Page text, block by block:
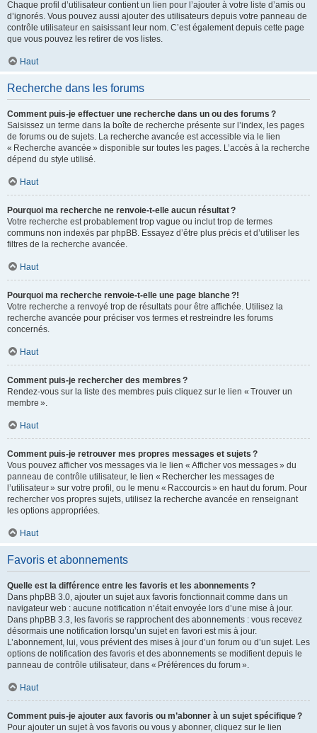
Chaque profil d’utilisateur contient un lien pour l’ajouter à votre liste d’amis ou
d’ignorés. Vous pouvez aussi ajouter des utilisateurs depuis votre panneau de
contrôle utilisateur en saisissant leur nom. C’est également depuis cette page
que vous pouvez les retirer de vos listes.
Haut
Recherche dans les forums
Comment puis-je effectuer une recherche dans un ou des forums ?
Saisissez un terme dans la boîte de recherche présente sur l’index, les pages
de forums ou de sujets. La recherche avancée est accessible via le lien
« Recherche avancée » disponible sur toutes les pages. L’accès à la recherche
dépend du style utilisé.
Haut
Pourquoi ma recherche ne renvoie-t-elle aucun résultat ?
Votre recherche est probablement trop vague ou inclut trop de termes
communs non indexés par phpBB. Essayez d’être plus précis et d’utiliser les
filtres de la recherche avancée.
Haut
Pourquoi ma recherche renvoie-t-elle une page blanche ?!
Votre recherche a renvoyé trop de résultats pour être affichée. Utilisez la
recherche avancée pour préciser vos termes et restreindre les forums
concernés.
Haut
Comment puis-je rechercher des membres ?
Rendez-vous sur la liste des membres puis cliquez sur le lien « Trouver un
membre ».
Haut
Comment puis-je retrouver mes propres messages et sujets ?
Vous pouvez afficher vos messages via le lien « Afficher vos messages » du
panneau de contrôle utilisateur, le lien « Rechercher les messages de
l’utilisateur » sur votre profil, ou le menu « Raccourcis » en haut du forum. Pour
rechercher vos propres sujets, utilisez la recherche avancée en renseignant
les options appropriées.
Haut
Favoris et abonnements
Quelle est la différence entre les favoris et les abonnements ?
Dans phpBB 3.0, ajouter un sujet aux favoris fonctionnait comme dans un
navigateur web : aucune notification n’était envoyée lors d’une mise à jour.
Dans phpBB 3.3, les favoris se rapprochent des abonnements : vous recevez
désormais une notification lorsqu’un sujet en favori est mis à jour.
L’abonnement, lui, vous prévient des mises à jour d’un forum ou d’un sujet. Les
options de notification des favoris et des abonnements se modifient depuis le
panneau de contrôle utilisateur, dans « Préférences du forum ».
Haut
Comment puis-je ajouter aux favoris ou m’abonner à un sujet spécifique ?
Pour ajouter un sujet à vos favoris ou vous y abonner, cliquez sur le lien